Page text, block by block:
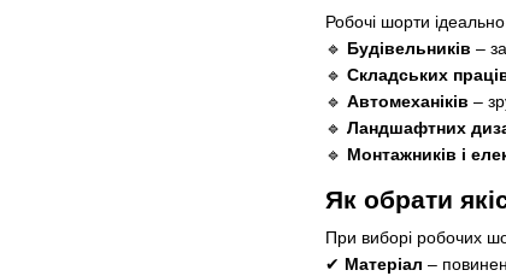
Робочі шорти
🔹 Будівельників –
🔹 Складських
🔹 Автомеханіків –
🔹 Ландшафтних
🔹 Монтажників і
Як обрати
При виборі робочих
✔ Матеріал –